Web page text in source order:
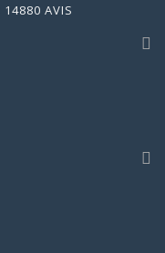
14880 AVIS